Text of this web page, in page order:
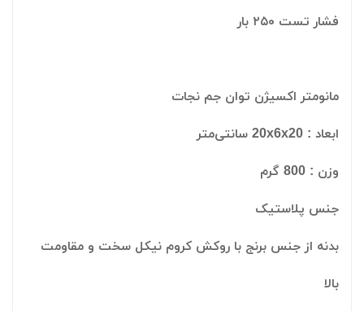
فشار تست ۲۵۰ بار
مانومتر اکسیژن توان جم نجات
ابعاد : 20x6x20 سانتی‌متر
وزن : 800 گرم
جنس پلاستیک
بدنه از جنس برنج با روکش کروم نیکل سخت و مقاومت
بالا